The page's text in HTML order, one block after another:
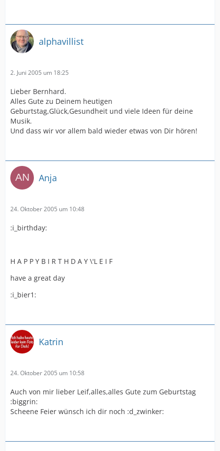
alphavillist
2. Juni 2005 um 18:25
Lieber Bernhard.
Alles Gute zu Deinem heutigen
Geburtstag,Glück,Gesundheit und viele Ideen für deine
Musik.
Und dass wir vor allem bald wieder etwas von Dir hören!
Anja
24. Oktober 2005 um 10:48
:i_birthday:
H A P P Y B I R T H D A Y \'L E I F
have a great day
:i_bier1:
Katrin
24. Oktober 2005 um 10:58
Auch von mir lieber Leif,alles,alles Gute zum Geburtstag
:biggrin:
Scheene Feier wünsch ich dir noch :d_zwinker: